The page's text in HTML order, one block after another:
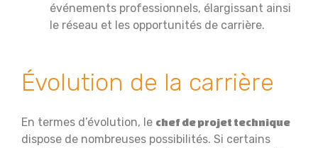
événements professionnels, élargissant ainsi
le réseau et les opportunités de carrière.
Évolution de la carrière
En termes d’évolution, le chef de projet technique
dispose de nombreuses possibilités. Si certains